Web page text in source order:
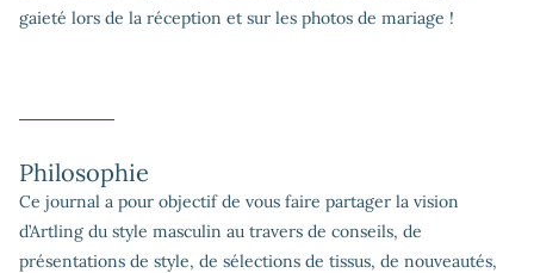
gaieté lors de la réception et sur les photos de mariage !
Philosophie
Ce journal a pour objectif de vous faire partager la vision
d’Artling du style masculin au travers de conseils, de
présentations de style, de sélections de tissus, de nouveautés,